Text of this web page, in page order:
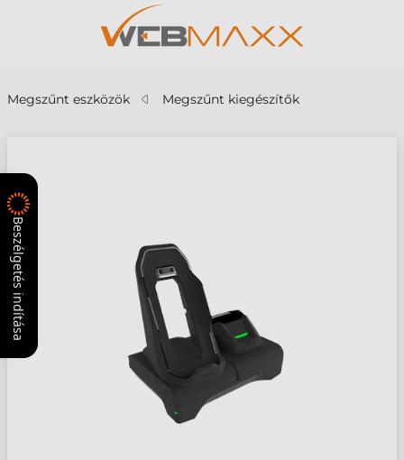
Megszűnt eszközök Megszűnt kiegészítők
Beszélgetés indítása